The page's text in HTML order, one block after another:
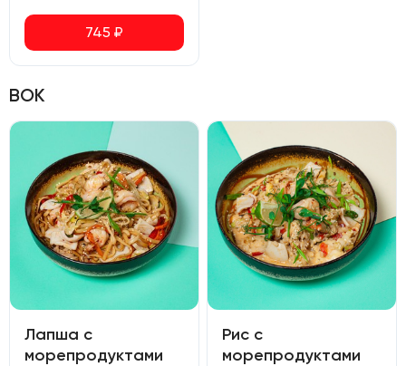
745 ₽
ВОК
Лапша с
морепродуктами
Рис с
морепродуктами